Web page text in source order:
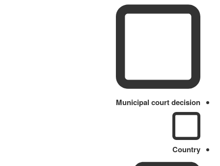
Municipal court decision
Country